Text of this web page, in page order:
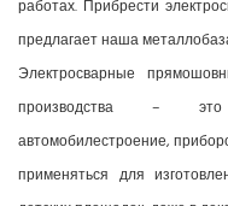
работах. Прибрести
предлагает наша
Электросварные
производства – это
автомобилестроение,
применяться для